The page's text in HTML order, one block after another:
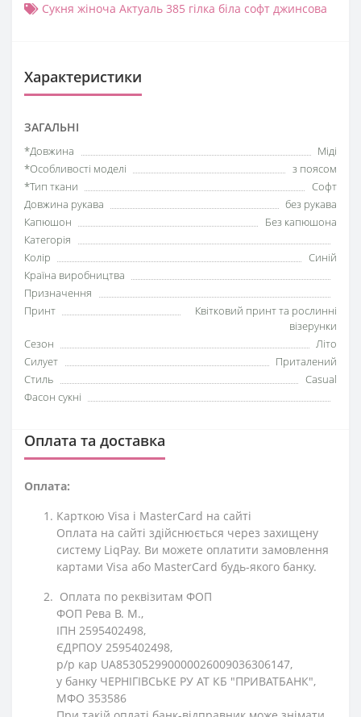
Сукня жіноча Актуаль 385 гілка біла софт джинсова
Характеристики
ЗАГАЛЬНІ
*Довжина
Міді
*Особливості моделі
з поясом
*Тип ткани
Софт
Довжина рукава
без рукава
Капюшон
Без капюшона
Категорія
Колір
Синій
Країна виробництва
Призначення
Принт
Квітковий принт та рослинні
візерунки
Сезон
Літо
Силует
Приталений
Стиль
Casual
Фасон сукні
Оплата та доставка
Оплата:
Карткою Visa і MasterCard на сайті
Оплата на сайті здійснюється через захищену
систему LiqPay. Ви можете оплатити замовлення
картами Visa або MasterCard будь-якого банку.
Оплата по реквізитам ФОП
ФОП Рева В. М.,
ІПН 2595402498,
ЄДРПОУ 2595402498,
р/р кар UA853052990000026009036306147,
у банку ЧЕРНІГІВСЬКЕ РУ АТ КБ "ПРИВАТБАНК",
МФО 353586